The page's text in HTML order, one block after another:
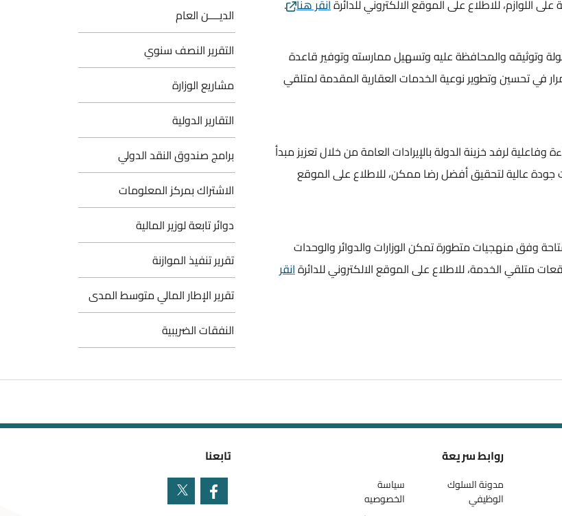
اللوازم، للاطلاع على الموقع الالكتروني للدائرةانقر هنا .
وتوثيقه والمحافظة عليه وتسهيل ممارسته وتوفير قاعدة
في تحسين وتطوير نوعية الخدمات العقارية المقدمة لمتلقي
لرفد خزينة الدولة بالإيرادات العامة من خلال تعزيز مبدأ
جودة عالية لتحقيق أفضل رضا ممكن، للاطلاع على الموقع
وفق منهجيات متطورة تمكن الوزارات والدوائر والوحدات
متلقي الخدمة، للاطلاع على الموقع الالكتروني للدائرةانقر
الديــــن العام
التقرير النصف سنوي
مشاريع الوزارة
التقارير الدولية
برامج صندوق النقد الدولي
الاشتراك بمركز المعلومات
دوائر تابعة لوزير المالية
تقرير تنفيذ الموازنة
تقرير الإطار المالي متوسط المدى
النفقات الضريبية
روابط سريعة
مدونة السلوك
الوظيفي
سياسة
الخصوصيه
تابعنا